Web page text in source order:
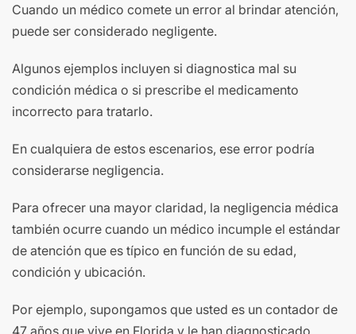
Cuando un médico comete un error al brindar atención,
puede ser considerado negligente.
Algunos ejemplos incluyen si diagnostica mal su
condición médica o si prescribe el medicamento
incorrecto para tratarlo.
En cualquiera de estos escenarios, ese error podría
considerarse negligencia.
Para ofrecer una mayor claridad, la negligencia médica
también ocurre cuando un médico incumple el estándar
de atención que es típico en función de su edad,
condición y ubicación.
Por ejemplo, supongamos que usted es un contador de
47 años que vive en Florida y le han diagnosticado